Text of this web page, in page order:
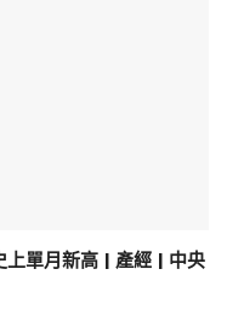
單月新高 | 產經 | 中央